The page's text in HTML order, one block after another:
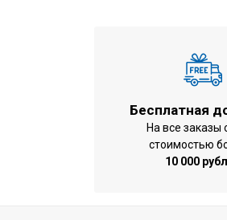
Габариты
Габариты
Вес наружного
Уровень шума
Бесплатная
На все заказы
стоимостью
10 000